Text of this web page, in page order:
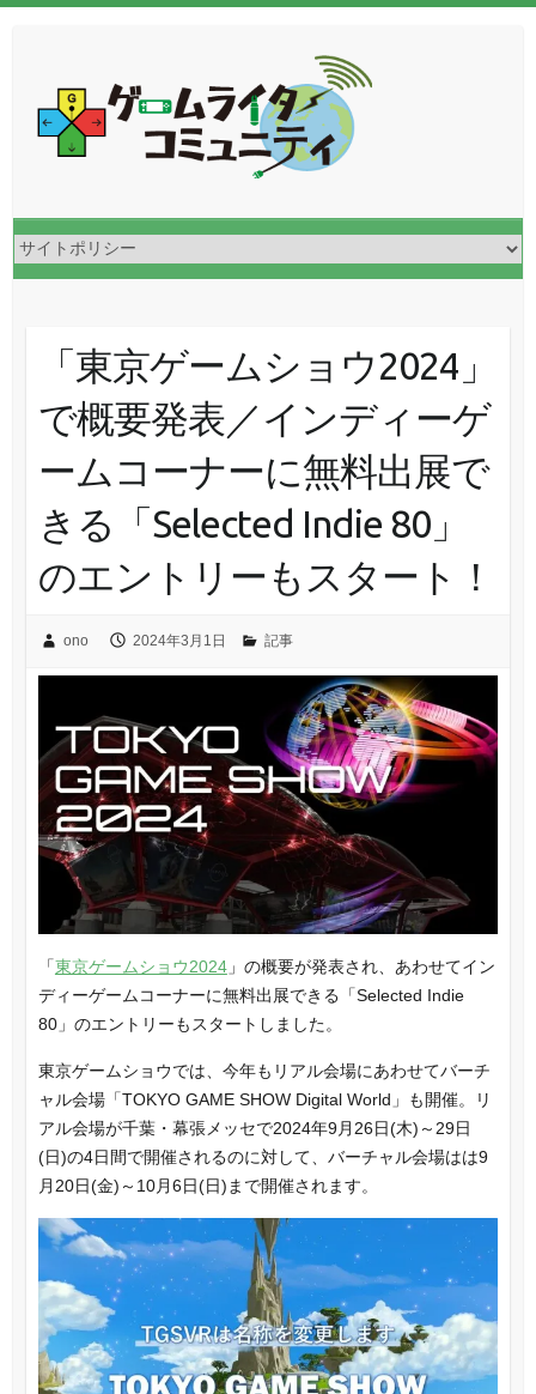
「東京ゲームショウ2024」
で概要発表／インディーゲ
ームコーナーに無料出展で
きる「Selected Indie 80」
のエントリーもスタート！
ono 2024年3月1日 記事
「東京ゲームショウ2024」の概要が発表され、あわせてイン
ディーゲームコーナーに無料出展できる「Selected Indie
80」のエントリーもスタートしました。
東京ゲームショウでは、今年もリアル会場にあわせてバーチ
ャル会場「TOKYO GAME SHOW Digital World」も開催。リ
アル会場が千葉・幕張メッセで2024年9月26日(木)～29日
(日)の4日間で開催されるのに対して、バーチャル会場はは9
月20日(金)～10月6日(日)まで開催されます。